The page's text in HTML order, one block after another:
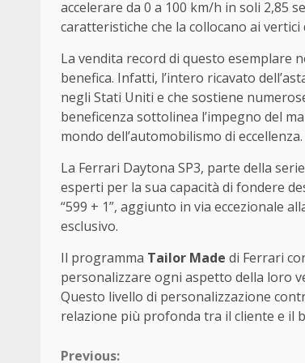
accelerare da 0 a 100 km/h in soli 2,85
caratteristiche che la collocano ai
La vendita record di questo esemplare
benefica. Infatti, l’intero ricavato
negli Stati Uniti e che sostiene
beneficenza sottolinea l’impegno del
mondo dell’automobilismo di eccellenza.
La Ferrari Daytona SP3, parte della
esperti per la sua capacità di fondere
“599 + 1”, aggiunto in via eccezionale
esclusivo.
Il programma Tailor Made di Ferrari
personalizzare ogni aspetto della loro
Questo livello di personalizzazione
relazione più profonda tra il cliente e il
Previous: